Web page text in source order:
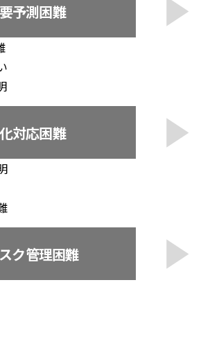
予測困難
対応困難
ク管理困難